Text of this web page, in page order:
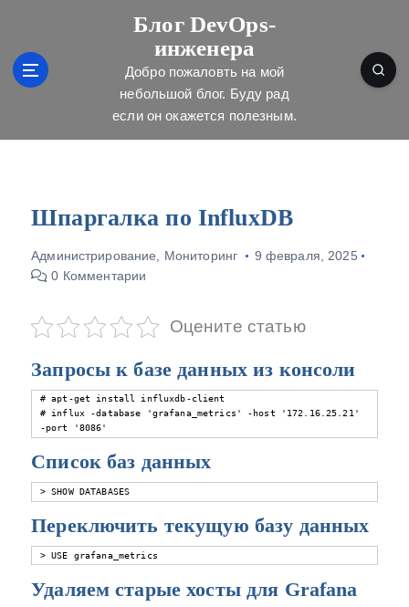
Блог DevOps-
инженера
Добро пожаловть на мой
небольшой блог. Буду рад
если он окажется полезным.
Шпаргалка по InfluxDB
Администрирование, Мониторинг
9 февраля, 2025
0 Комментарии
Оцените статью
Запросы к базе данных из консоли
# apt-get install influxdb-client
# influx -database 'grafana_metrics' -host '172.16.25.21'
-port '8086'
Список баз данных
> SHOW DATABASES
Переключить текущую базу данных
> USE grafana_metrics
Удаляем старые хосты для Grafana